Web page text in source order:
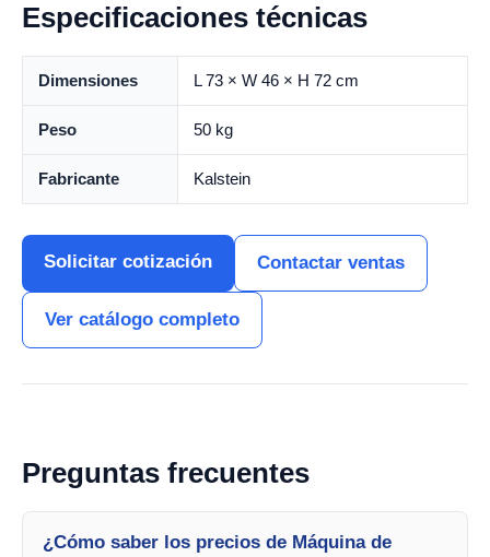
Especificaciones técnicas
Dimensiones L 73 × W 46 × H 72 cm
Peso 50 kg
Fabricante Kalstein
Solicitar cotización Contactar ventas
Ver catálogo completo
Preguntas frecuentes
¿Cómo saber los precios de Máquina de